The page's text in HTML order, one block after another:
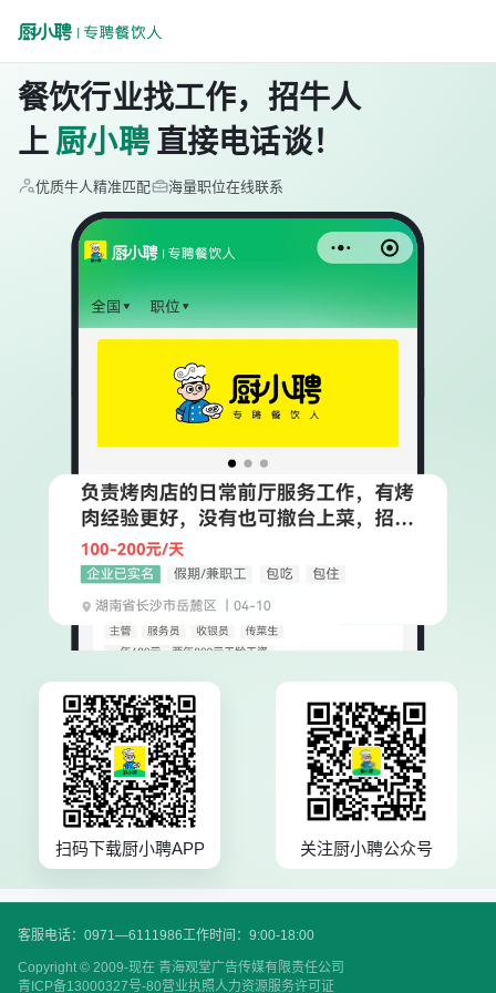
餐饮行业找工作，招牛人
上 厨小聘 直接电话谈！
优质牛人精准匹配 海量职位在线联系
扫码下载厨小聘APP 关注厨小聘公众号
客服电话：0971—6111986工作时间：9:00-18:00
Copyright © 2009-现在 青海观堂广告传媒有限责任公司
青ICP备13000327号-80营业执照人力资源服务许可证